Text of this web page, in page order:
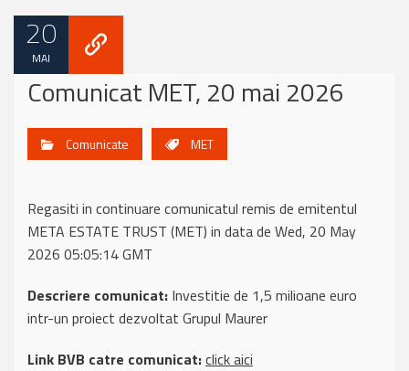
20
MAI
Comunicat MET, 20 mai 2026
Comunicate MET
Regasiti in continuare comunicatul remis de emitentul
META ESTATE TRUST (MET) in data de Wed, 20 May
2026 05:05:14 GMT
Descriere comunicat: Investitie de 1,5 milioane euro
intr-un proiect dezvoltat Grupul Maurer
Link BVB catre comunicat:click aici